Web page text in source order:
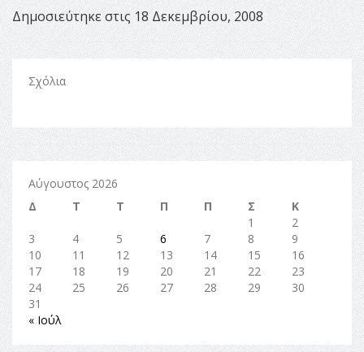
Δημοσιεύτηκε στις 18 Δεκεμβρίου, 2008
Σχόλια
Αύγουστος 2026
Δ
Τ Τ Π Π Σ
Κ
1
2
3
4 5 6 7 8
9
10
11 12 13 14 15
16
17
18 19 20 21 22
23
24
25 26 27 28 29
30
31
« Ιούλ